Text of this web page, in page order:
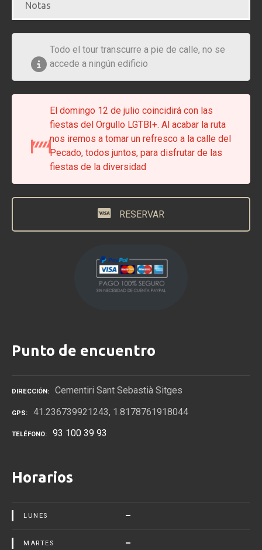
Notas
Todo el tour transcurre a pie de calle, no se
accede a ningún edificio
El domingo 12 de julio coincidirá con las
fiestas del Orgullo LGTBI+. Al acabar la ruta
nos iremos a tomar un refresco a la calle del
Pecado, todos juntos, para disfrutar de las
fiestas de la diversidad
RESERVAR
Punto de encuentro
DIRECCIÓN Cementiri Sant Sebastià Sitges
GPS 41.236739921243, 1.8178761918044
TELÉFONO 93 100 39 93
Horarios
LUNES –
MARTES –